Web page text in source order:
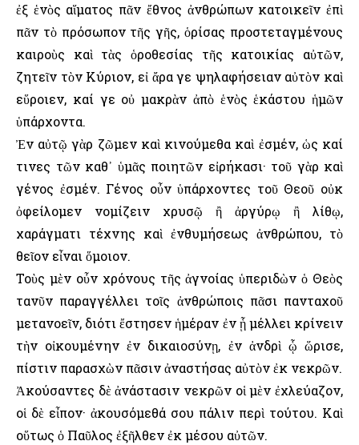
ἐξ ἑνὸς αἵματος πᾶν ἔθνος ἀνθρώπων κατοικεῖν ἐπὶ
πᾶν τὸ πρόσωπον τῆς γῆς, ὁρίσας προστεταγμένους
καιροὺς καὶ τὰς ὁροθεσίας τῆς κατοικίας αὐτῶν,
ζητεῖν τὸν Κύριον, εἰ ἄρα γε ψηλαφήσειαν αὐτὸν καὶ
εὕροιεν, καί γε οὐ μακρὰν ἀπὸ ἑνὸς ἑκάστου ἡμῶν
ὑπάρχοντα.
Ἐν αὐτῷ γὰρ ζῶμεν καὶ κινούμεθα καὶ ἐσμέν, ὡς καί
τινες τῶν καθ᾿ ὑμᾶς ποιητῶν εἰρήκασι· τοῦ γὰρ καὶ
γένος ἐσμέν. Γένος οὖν ὑπάρχοντες τοῦ Θεοῦ οὐκ
ὀφείλομεν νομίζειν χρυσῷ ἢ ἀργύρῳ ἢ λίθῳ,
χαράγματι τέχνης καὶ ἐνθυμήσεως ἀνθρώπου, τὸ
θεῖον εἶναι ὅμοιον.
Τοὺς μὲν οὖν χρόνους τῆς ἀγνοίας ὑπεριδὼν ὁ Θεὸς
τανῦν παραγγέλλει τοῖς ἀνθρώποις πᾶσι πανταχοῦ
μετανοεῖν, διότι ἔστησεν ἡμέραν ἐν ᾗ μέλλει κρίνειν
τὴν οἰκουμένην ἐν δικαιοσύνῃ, ἐν ἀνδρὶ ᾧ ὥρισε,
πίστιν παρασχὼν πᾶσιν ἀναστήσας αὐτὸν ἐκ νεκρῶν.
Ἀκούσαντες δὲ ἀνάστασιν νεκρῶν οἱ μὲν ἐχλεύαζον,
οἱ δὲ εἶπον· ἀκουσόμεθά σου πάλιν περὶ τούτου. Καὶ
οὕτως ὁ Παῦλος ἐξῆλθεν ἐκ μέσου αὐτῶν.